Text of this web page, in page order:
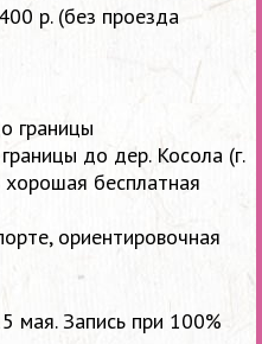
р. (без проезда
границы
до дер. Косола (г.
бесплатная
ориентировочная
мая. Запись при 100%